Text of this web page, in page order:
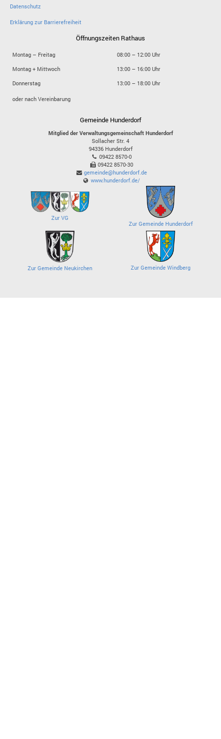
Datenschutz
Erklärung zur Barrierefreiheit
Öffnungszeiten Rathaus
Montag – Freitag
08:00 – 12:00 Uhr
Montag + Mittwoch
13:00 – 16:00 Uhr
Donnerstag
13:00 – 18:00 Uhr
oder nach Vereinbarung
Gemeinde Hunderdorf
Mitglied der Verwaltungsgemeinschaft Hunderdorf
Sollacher Str. 4
94336 Hunderdorf
09422 8570-0
09422 8570-30
gemeinde@hunderdorf.de
www.hunderdorf.de/
Zur VG
Zur Gemeinde Hunderdorf
Zur Gemeinde Neukirchen Zur Gemeinde Windberg